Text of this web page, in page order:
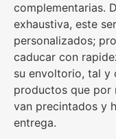
complementarias.
exhaustiva, este
personalizados;
caducar con
su envoltorio, tal y
productos que por
van precintados y
entrega.